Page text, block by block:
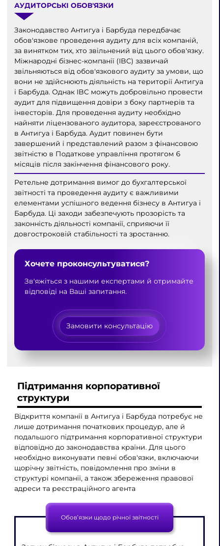
АУДИТОРСЬКІ ОБОВ'ЯЗКИ
Законодавство Антигуа і Барбуда передбачає
обов'язкове проведення аудиту для всіх компаній,
за винятком тих, хто звільнений від цього обов'язку.
Міжнародні бізнес-компанії (IBC) зазвичай
звільняються від обов'язкового аудиту за умови, що
вони не здійснюють діяльність на території Антигуа
і Барбуда. Однак IBC можуть добровільно провести
аудит для підвищення довіри з боку партнерів та
інвесторів. Для проведення аудиту необхідно
найняти ліцензованого аудитора, зареєстрованого
в Антигуа і Барбуда. Аудит повинен бути
завершений і представлений разом з фінансовою
звітністю в Податкове управління протягом 6
місяців після закінчення фінансового року.
Ретельне дотримання вимог до бухгалтерської
звітності та проведення аудиту є важливими
елементами успішного ведення бізнесу в Антигуа і
Барбуда. Ці заходи забезпечують прозорість та
законність діяльності компанії, сприяючи її
довгостроковій стабільності та зростанню.
Хочете проконсультуватися?
Зв'яжіться з нашими експертами й отримайте
відповіді на Ваші запитання.
Замовити консультацію
Підтримання корпоративної
структури
Відкриття компанії в Антигуа і Барбуда потребує не
лише дотримання початкових процедур, але й
подальшого підтримання корпоративної структури
відповідно до законодавства країни. Для цього
необхідно виконувати певні обов'язки, включаючи
щорічну звітність, повідомлення про зміни в
структурі компанії, а також збереження правової
адреси та реєстраційного агента
Обов’язки щодо річної звітності